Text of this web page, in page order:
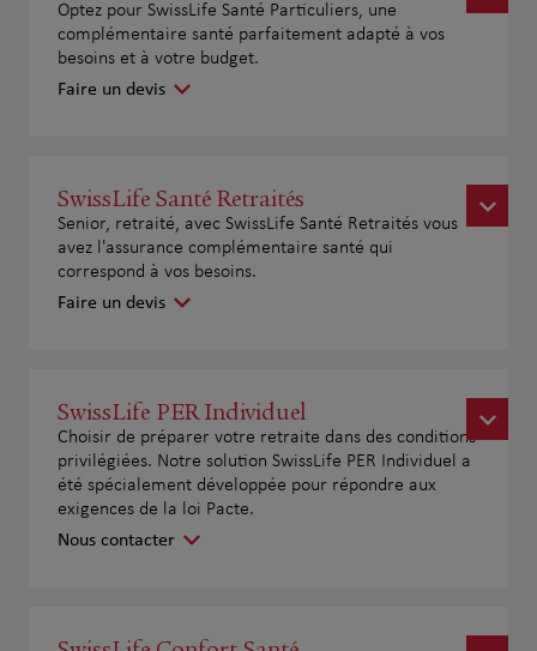
Optez pour SwissLife Santé Particuliers, une
complémentaire santé parfaitement adapté à vos
besoins et à votre budget.
Faire un devis
SwissLife Santé Retraités
Senior, retraité, avec SwissLife Santé Retraités vous
avez l'assurance complémentaire santé qui
correspond à vos besoins.
Faire un devis
SwissLife PER Individuel
Choisir de préparer votre retraite dans des conditions
privilégiées. Notre solution SwissLife PER Individuel a
été spécialement développée pour répondre aux
exigences de la loi Pacte.
Nous contacter